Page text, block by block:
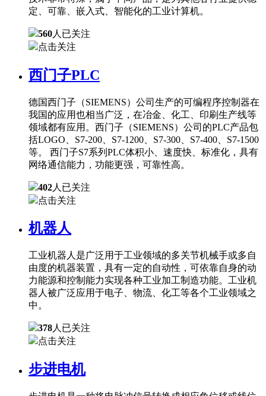
定、可靠、嵌入式、智能化的工业计算机。
560人已关注
点击关注
西门子PLC
德国西门子（SIEMENS）公司生产的可编程序控制器在
我国的应用也相当广泛，在冶金、化工、印刷生产线等
领域都有应用。西门子（SIEMENS）公司的PLC产品包
括LOGO、S7-200、S7-1200、S7-300、S7-400、S7-1500
等。 西门子S7系列PLC体积小、速度快、标准化，具有
网络通信能力，功能更强，可靠性高。
402人已关注
点击关注
机器人
工业机器人是广泛用于工业领域的多关节机械手或多自
由度的机器装置，具有一定的自动性，可依靠自身的动
力能源和控制能力实现各种工业加工制造功能。工业机
器人被广泛应用于电子、物流、化工等各个工业领域之
中。
378人已关注
点击关注
步进电机